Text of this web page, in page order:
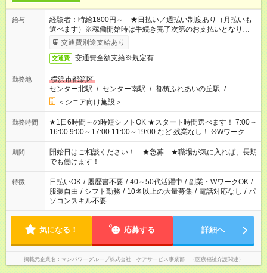
給与
経験者：時給1800円～ ★日払い／週払い制度あり（月払いも
選べます）※稼働開始時は手続き完了次第のお支払いとなりま
す。交通費別途支給あり
交通費 交通費全額支給※規定有
勤務地
横浜市都筑区
センター北駅 / センター南駅 / 都筑ふれあいの丘駅 / …
＜シニア向け施設＞
勤務時間
★1日6時間～の時短シフトOK ★スタート時間選べます！ 7:00～
16:00 9:00～17:00 11:00～19:00 など 残業なし！ ※Wワークの
場合、他のお仕事と合わせ週40時間超の就業はご案内できませ
ん ※法令に基づき、週20時間以上勤務は社会保険への加入対象
となります ※労働者派遣法（日雇い派遣の原則禁止）により、
短時間・短期間の就業はご案内が難しい場合があります
期間
開始日はご相談ください！ ★急募 ★職場が気に入れば、長期
でも働けます！
特徴 日払いOK / 履歴書不要 / 40～50代活躍中 / 副業・WワークOK /
服装自由 / シフト勤務 / 10名以上の大量募集 / 電話対応なし / パ
ソコンスキル不要
気になる！ 応募する 詳細へ
掲載元企業名 マンパワーグループ株式会社 ケアサービス事業部 （医療福祉介護関連）